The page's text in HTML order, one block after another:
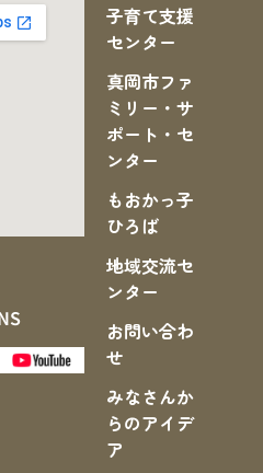
子育て支援
センター
真岡市ファ
ミリー・サ
ポート・セ
ンター
もおかっ子
ひろば
地域交流セ
ンター
お問い合わ
せ
みなさんか
らのアイデ
ア